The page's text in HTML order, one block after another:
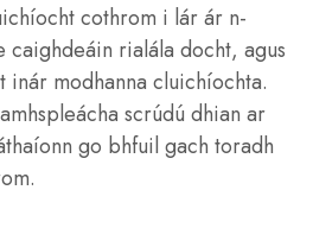
cothrom i lár ár n-
rialála docht, agus
modhanna cluichíochta.
scrúdú dhian ar
go bhfuil gach toradh